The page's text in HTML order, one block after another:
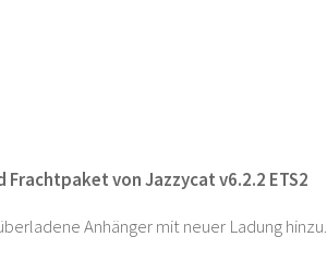
von Jazzycat v6.2.2 ETS2
Anhänger mit neuer Ladung hinzu.